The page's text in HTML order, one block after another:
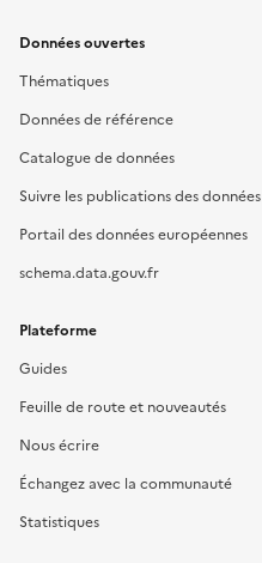
Données ouvertes
Thématiques
Données de référence
Catalogue de données
Suivre les publications des données
Portail des données européennes
schema.data.gouv.fr
Plateforme
Guides
Feuille de route et nouveautés
Nous écrire
Échangez avec la communauté
Statistiques